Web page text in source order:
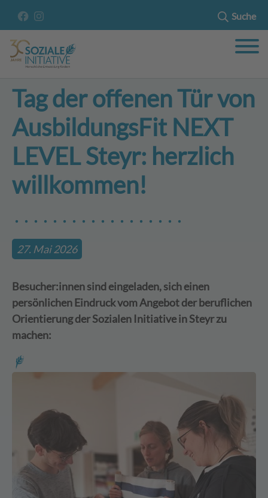
Suche
Tag der offenen Tür von
AusbildungsFit NEXT
LEVEL Steyr: herzlich
willkommen!
27. Mai 2026
Besucher:innen sind eingeladen, sich einen
persönlichen Eindruck vom Angebot der beruflichen
Orientierung der Sozialen Initiative in Steyr zu
machen: